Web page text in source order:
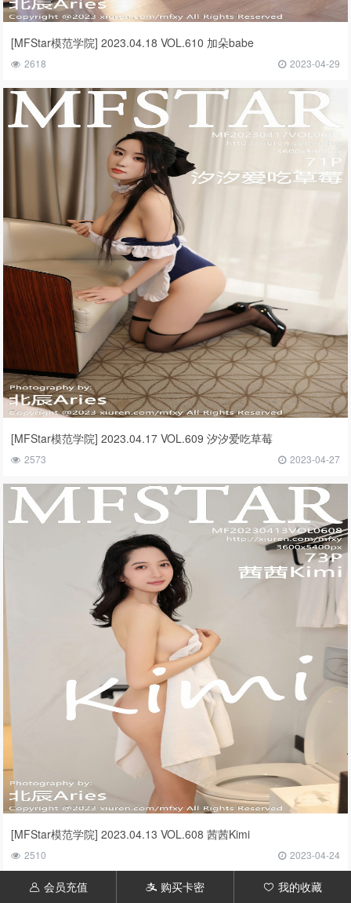
[MFStar模范学院] 2023.04.18 VOL.610 加朵babe
2618 2023-04-29
[MFStar模范学院] 2023.04.17 VOL.609 汐汐爱吃草莓
2573 2023-04-27
[MFStar模范学院] 2023.04.13 VOL.608 茜茜Kimi
2510 2023-04-24
󦃱 会员充值 󦇱 购买卡密 󦆁 我的收藏